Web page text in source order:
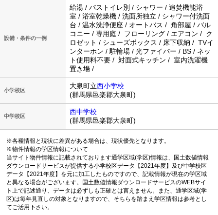
設備・条件の一例
給湯 / バストイレ別 / シャワー / 追焚機能浴
室 / 浴室乾燥機 / 洗面所独立 / シャワー付洗面
台 / 温水洗浄便座 / オートバス / 角部屋 / バル
コニー / 専用庭 / フローリング / エアコン / ク
ロゼット / シューズボックス / 床下収納 / TVイ
ンターホン / 駐輪場 / 光ファイバー / BS / ネッ
ト使用料不要 / 対面式キッチン / 室内洗濯機
置き場 /
小学校区
大泉町立西小学校
(群馬県邑楽郡大泉町)
中学校区
西中学校
(群馬県邑楽郡大泉町)
※各種情報と現状に差異がある場合は、現状優先となります。
※物件情報の学区情報について
当サイト物件情報に記載されております通学区域(学区)情報は、国土数値情報
ダウンロードサービスが提供する小学校区データ【2021年度】及び中学校区
データ【2021年度】を元に加工したものですので、記載情報が現在の学区域
と異なる場合がございます。国土数値情報ダウンロードサービスのWEBサイ
ト上で記述通り、データは必ずしも正確とは言えません。また、通学区域(学
区)は毎年見直しの対象となりますので、そちらを踏まえ学区情報は参考とし
てご活用下さい。